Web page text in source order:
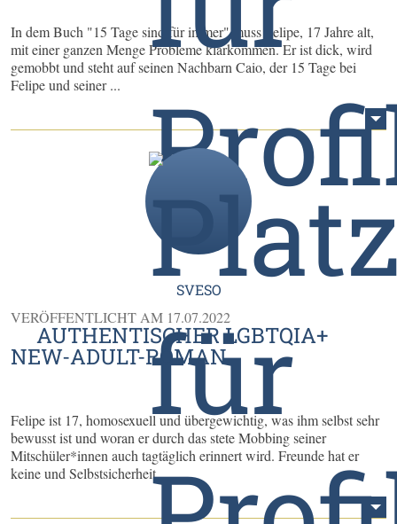
In dem Buch "15 Tage sind für immer" muss Felipe, 17 Jahre alt,
mit einer ganzen Menge Probleme klarkommen. Er ist dick, wird
gemobbt und steht auf seinen Nachbarn Caio, der 15 Tage bei
Felipe und seiner ...
SVESO
VERÖFFENTLICHT AM 17.07.2022
AUTHENTISCHER LGBTQIA+
NEW-ADULT-ROMAN
Felipe ist 17, homosexuell und übergewichtig, was ihm selbst sehr
bewusst ist und woran er durch das stete Mobbing seiner
Mitschüler*innen auch tagtäglich erinnert wird. Freunde hat er
keine und Selbstsicherheit ...